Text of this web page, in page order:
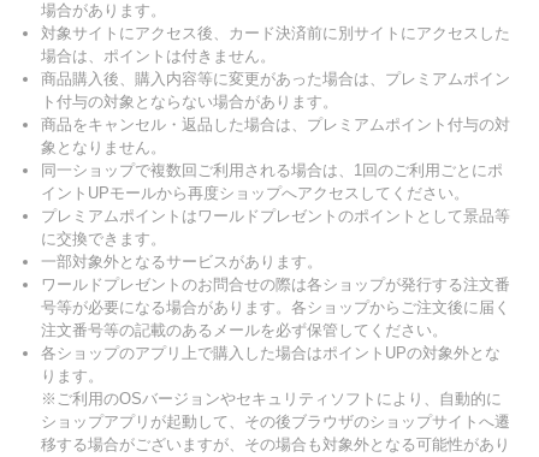
場合があります。
対象サイトにアクセス後、カード決済前に別サイトにアクセスした
場合は、ポイントは付きません。
商品購入後、購入内容等に変更があった場合は、プレミアムポイン
ト付与の対象とならない場合があります。
商品をキャンセル・返品した場合は、プレミアムポイント付与の対
象となりません。
同一ショップで複数回ご利用される場合は、1回のご利用ごとにポ
イントUPモールから再度ショップへアクセスしてください。
プレミアムポイントはワールドプレゼントのポイントとして景品等
に交換できます。
一部対象外となるサービスがあります。
ワールドプレゼントのお問合せの際は各ショップが発行する注文番
号等が必要になる場合があります。各ショップからご注文後に届く
注文番号等の記載のあるメールを必ず保管してください。
各ショップのアプリ上で購入した場合はポイントUPの対象外とな
ります。
※ご利用のOSバージョンやセキュリティソフトにより、自動的に
ショップアプリが起動して、その後ブラウザのショップサイトへ遷
移する場合がございますが、その場合も対象外となる可能性があり